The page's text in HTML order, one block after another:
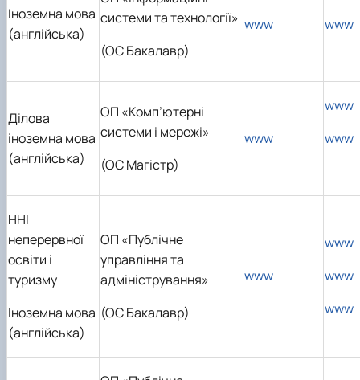
Іноземна мова
(англійська)
системи та технології»
(ОС Бакалавр)
www www
Ділова
іноземна мова
(англійська)
ОП «Комп’ютерні
системи і мережі»
(ОС Магістр)
www
www
www
ННІ
неперервної
освіти і
туризму
Іноземна мова
(англійська)
ОП «Публічне
управління та
адміністрування»
(ОС Бакалавр)
www
www
www
www